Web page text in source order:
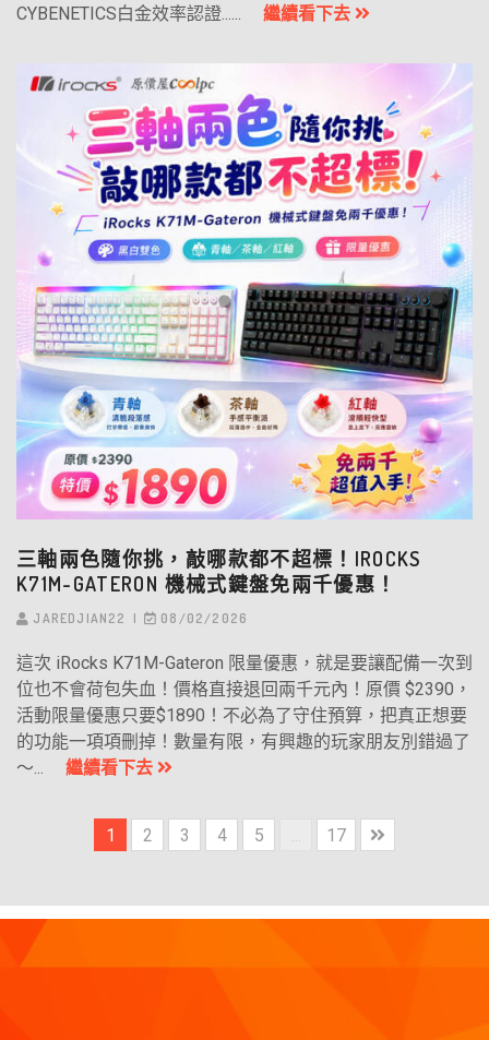
CYBENETICS白金效率認證...... 繼續看下去
三軸兩色隨你挑，敲哪款都不超標！IROCKS
K71M-GATERON 機械式鍵盤免兩千優惠！
JAREDJIAN22 08/02/2026
這次 iRocks K71M-Gateron 限量優惠，就是要讓配備一次到
位也不會荷包失血！價格直接退回兩千元內！原價 $2390，
活動限量優惠只要$1890！不必為了守住預算，把真正想要
的功能一項項刪掉！數量有限，有興趣的玩家朋友別錯過了
～... 繼續看下去
1 2 3 4 5 17